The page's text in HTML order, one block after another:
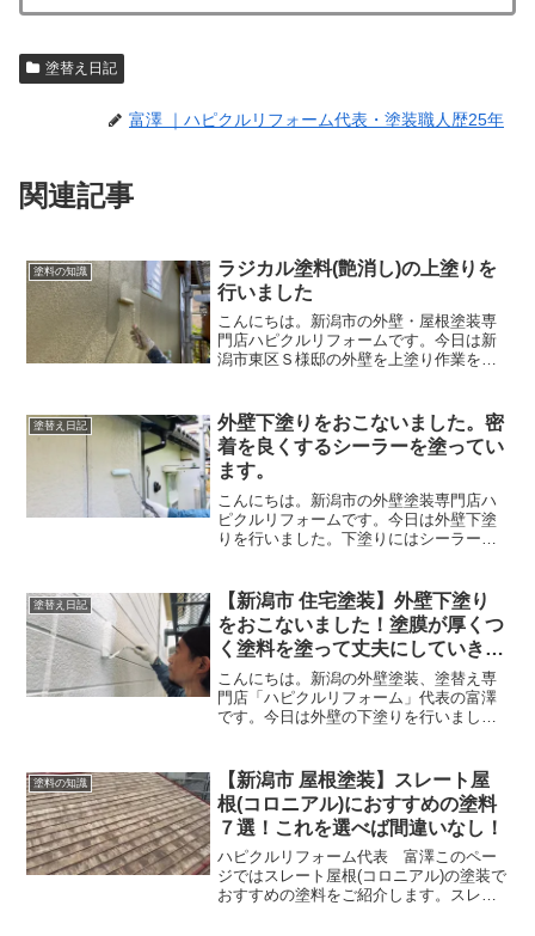
塗替え日記
富澤 ｜ハピクルリフォーム代表・塗装職人歴25年
関連記事
塗料の知識
ラジカル塗料(艶消し)の上塗りを
行いました
こんにちは。新潟市の外壁・屋根塗装専
門店ハピクルリフォームです。今日は新
潟市東区Ｓ様邸の外壁を上塗り作業をお
なく、落ち着いた外壁にするため艶消し
を塗装しています。Ｓ様の...
塗替え日記
外壁下塗りをおこないました。密
着を良くするシーラーを塗ってい
ます。
こんにちは。新潟市の外壁塗装専門店ハ
ピクルリフォームです。今日は外壁下塗
りを行いました。下塗りにはシーラーと
る塗料です。シーラーは透明の塗料なの
で塗っているかわからない...
塗替え日記
【新潟市 住宅塗装】外壁下塗り
をおこないました！塗膜が厚くつ
く塗料を塗って丈夫にしていきま
す
こんにちは。新潟の外壁塗装、塗替え専
門店「ハピクルリフォーム」代表の富澤
です。今日は外壁の下塗りを行いまし
塗膜が厚くつく塗料なので外壁を丈夫に
してくれます。傷んだ箇所を...
塗料の知識
【新潟市 屋根塗装】スレート屋
根(コロニアル)におすすめの塗料
７選！これを選べば間違いなし！
ハピクルリフォーム代表 富澤このペー
ジではスレート屋根(コロニアル)の塗装で
おすすめの塗料をご紹介します。スレー